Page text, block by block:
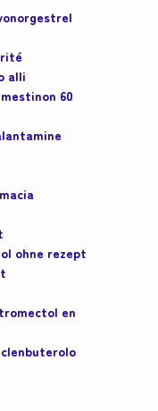
alli
60
ohne rezept
en